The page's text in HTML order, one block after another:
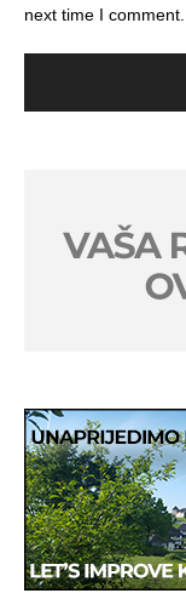
next time I comment.